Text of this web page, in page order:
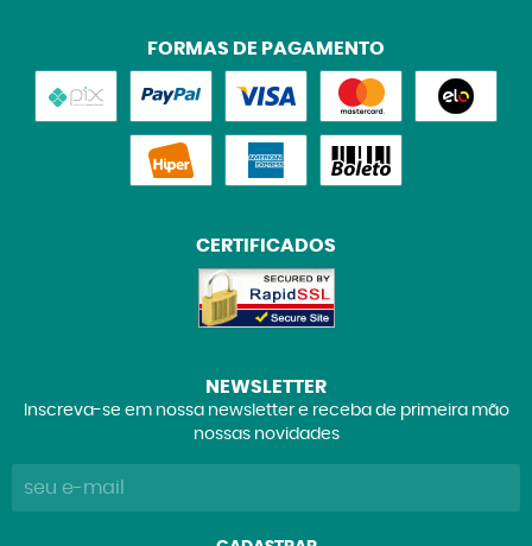
FORMAS DE PAGAMENTO
CERTIFICADOS
NEWSLETTER
Inscreva-se em nossa newsletter e receba de primeira mão
nossas novidades